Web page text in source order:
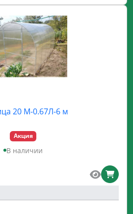
20 М-0.67Л-6 м
Акция
В наличии